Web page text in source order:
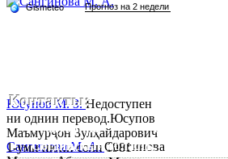
Сангинова М. А.Сангинова
Юсупов М. З.Недоступен
ни однин перевод.Юсупов
Маъмурҷон Зулҳайдарович
1-уми июни соли 1981
Контакты:
Республика Таджикистан,
Согдийскый область,